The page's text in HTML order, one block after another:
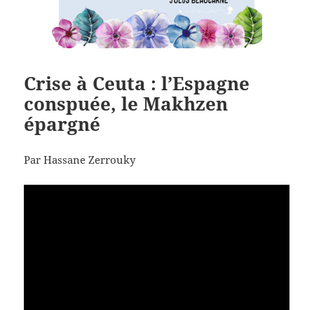
Crise à Ceuta : l’Espagne
conspuée, le Makhzen
épargné
Par Hassane Zerrouky